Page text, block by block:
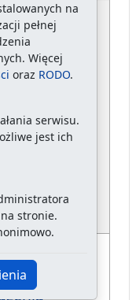
na
pełnej
Więcej
oraz RODO.
serwisu.
jest ich
stronie.
do
na
w
Ostoi -
72.
do